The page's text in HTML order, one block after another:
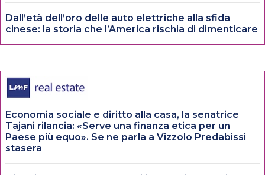
Dall’età dell’oro delle auto elettriche alla sfida
cinese: la storia che l’America rischia di dimenticare
Economia sociale e diritto alla casa, la senatrice
Tajani rilancia: «Serve una finanza etica per un
Paese più equo». Se ne parla a Vizzolo Predabissi
stasera